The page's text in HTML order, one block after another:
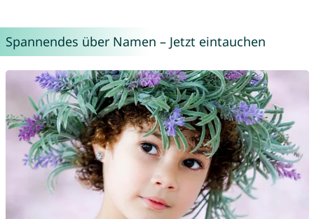
Spannendes über Namen – Jetzt eintauchen